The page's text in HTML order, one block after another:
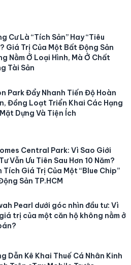
Cư Là “Tích Sản” Hay “Tiêu
Giá Trị Của Một Bất Động Sản
Nằm Ở Loại Hình, Mà Ở Chất
Tài Sản
Park Đẩy Nhanh Tiến Độ Hoàn
Đồng Loạt Triển Khai Các Hạng
Dựng Và Tiện Ích
Central Park: Vì Sao Giới
Vẫn Ưu Tiên Sau Hơn 10 Năm?
Tích Giá Trị Của Một “Blue Chip”
Sản TP.HCM
Pearl dưới góc nhìn đầu tư: Vì
trị của một căn hộ không nằm ở
Dẫn Kê Khai Thuế Cá Nhân Kinh